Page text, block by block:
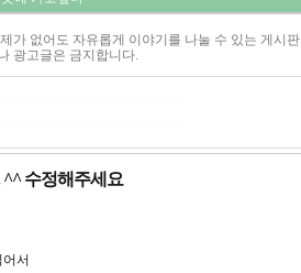
가 없어도 자유롭게 이야기를 나눌 수 있는 게시
광고글은 금지합니다.
수정해주세요
서